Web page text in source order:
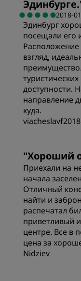
Эдинбурге.
2018-
Эдинбург
посещали его
взгляд,
доступности.
направление
куда.
viacheslavf2018
Цена/
Качество сна
"Хороший
Приехали на
начала
Отличный
найти и
распечатал
приветливый
центре. Все в
цена за
Nidziev